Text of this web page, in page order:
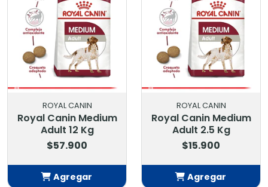
ROYAL CANIN
Royal Canin Medium
Adult 12 Kg
$57.900
Agregar
ROYAL CANIN
Royal Canin Medium
Adult 2.5 Kg
$15.900
Agregar